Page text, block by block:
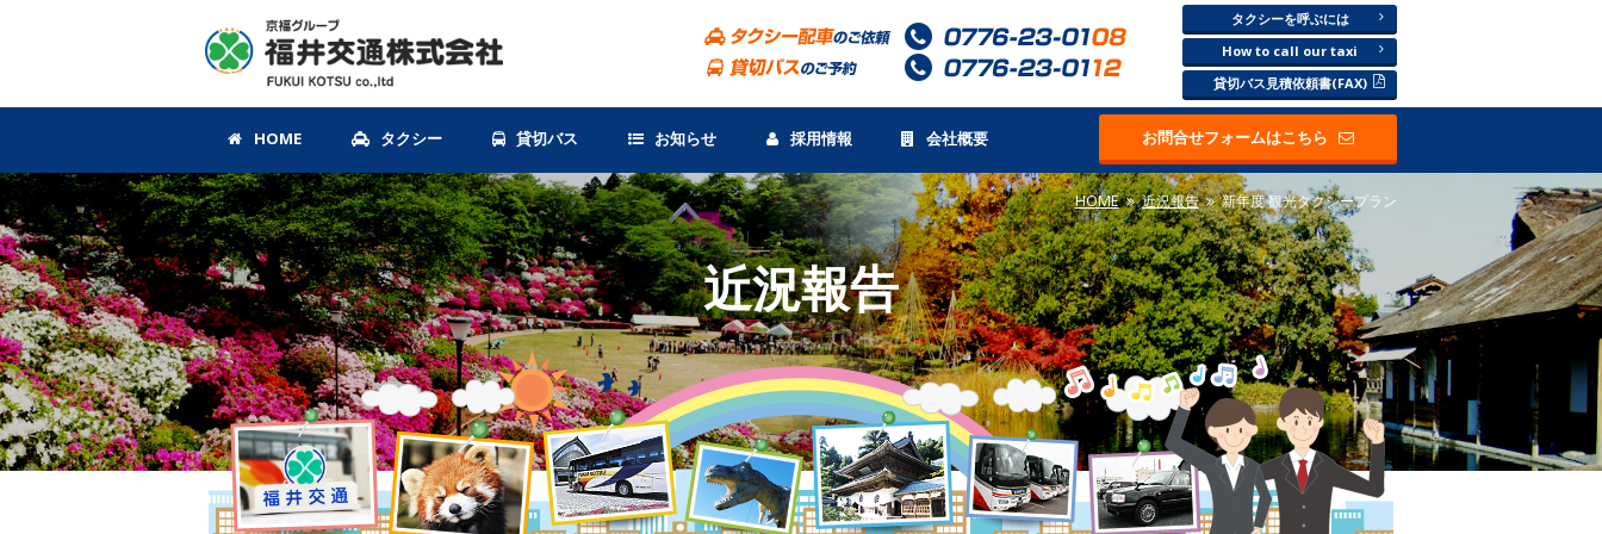
HOME タクシー 貸切バス お知らせ 採用情報 会社概要
タクシーを呼ぶには
How to call our taxi
貸切バス見積依頼書(FAX)
お問合せフォームはこちら
近況報告
HOME 近況報告 新年度 観光タクシープラン